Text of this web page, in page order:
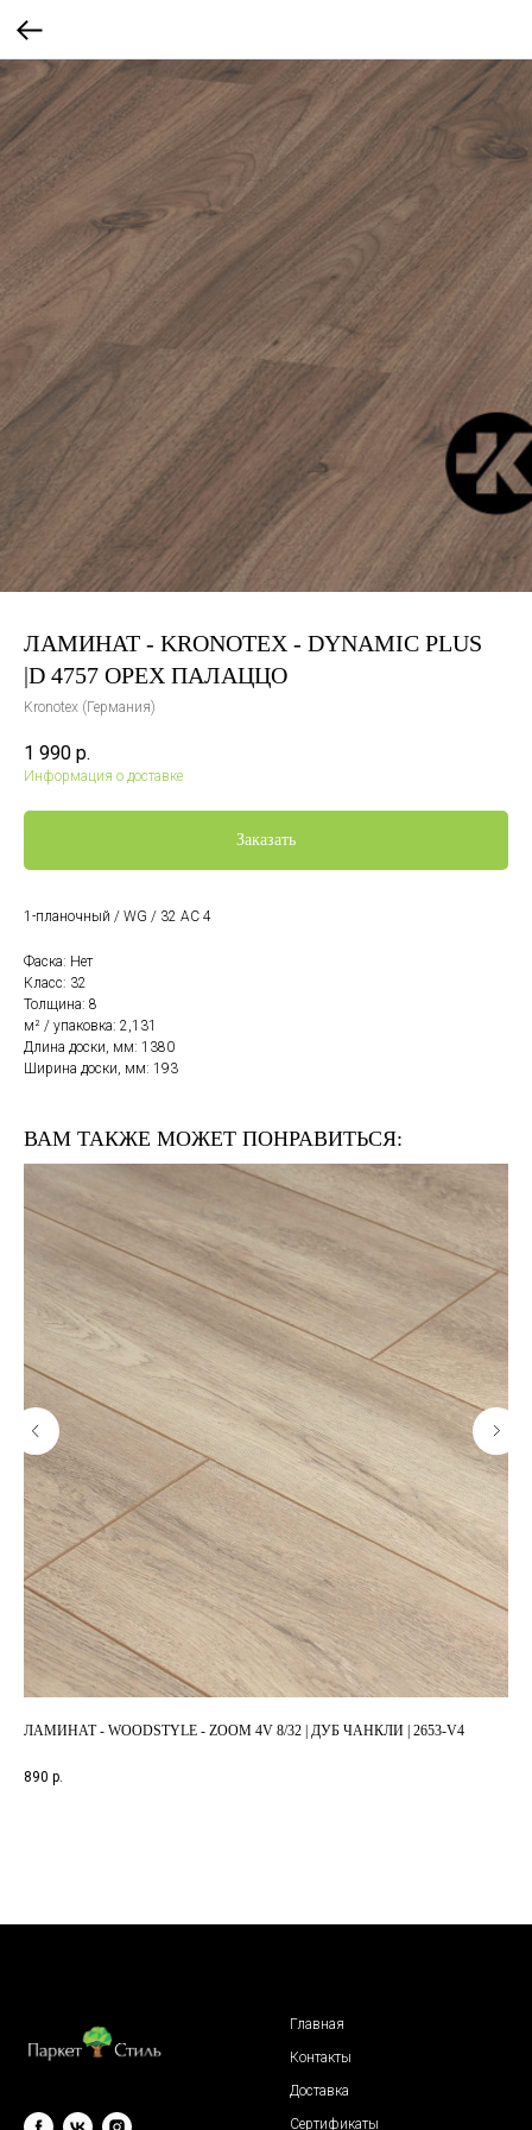
ЛАМИНАТ - KRONOTEX - DYNAMIC PLUS
|D 4757 ОРЕХ ПАЛАЦЦО
Kronotex (Германия)
1 990 р.
Информация о доставке
Заказать
1-планочный / WG / 32 AC 4
Фаска: Нет
Класс: 32
Толщина: 8
м² / упаковка: 2,131
Длина доски, мм: 1380
Ширина доски, мм: 193
ВАМ ТАКЖЕ МОЖЕТ ПОНРАВИТЬСЯ:
ЛАМИНАТ - WOODSTYLE - ZOOM 4V 8/32 | ДУБ ЧАНКЛИ | 2653-V4
890 р.
Главная
Контакты
Доставка
Сертификаты